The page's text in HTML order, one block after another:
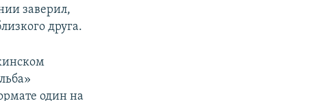
заверил,
друга.
один на